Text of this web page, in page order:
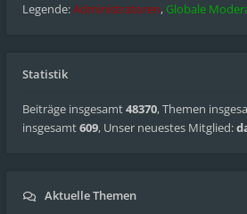
Legende:Administratoren, Globale
Statistik
Beiträge insgesamt48370,Themen
insgesamt609, Unser neuestes Mitglied:
Aktuelle Themen